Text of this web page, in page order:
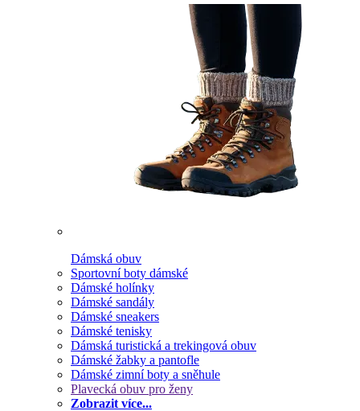
Dámská obuv
Sportovní boty dámské
Dámské holínky
Dámské sandály
Dámské sneakers
Dámské tenisky
Dámská turistická a trekingová obuv
Dámské žabky a pantofle
Dámské zimní boty a sněhule
Plavecká obuv pro ženy
Zobrazit více...